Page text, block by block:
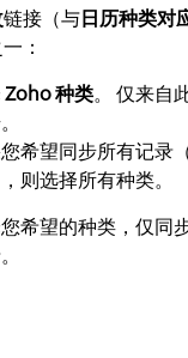
链接（与日历种类对
：
Zoho 种类。 仅来自
希望同步所有记录
则选择所有种类。
希望的种类，仅同